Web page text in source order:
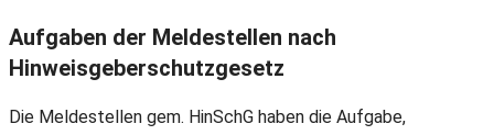
Aufgaben der Meldestellen nach
Hinweisgeberschutzgesetz
Die Meldestellen gem. HinSchG haben die Aufgabe,